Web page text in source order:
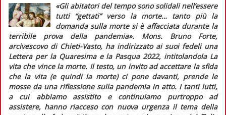
«Gli abitatori del tempo sono solidali nell’essere
tutti “gettati” verso la morte… tanto più la
domanda sulla morte si è affacciata durante la
terribile prova della pandemia». Mons. Bruno Forte,
arcivescovo di Chieti-Vasto, ha indirizzato ai suoi fedeli una
Lettera per la Quaresima e la Pasqua 2022, intitolandola La
vita che vince la morte. Il testo, un invito ad accettare la sfida
che la vita (e quindi la morte) ci pone davanti, prende le
mosse da una riflessione sulla pandemia in atto. I tanti lutti,
a cui abbiamo assistito e continuiamo purtroppo ad
assistere, hanno riacceso con nuova urgenza il tema della